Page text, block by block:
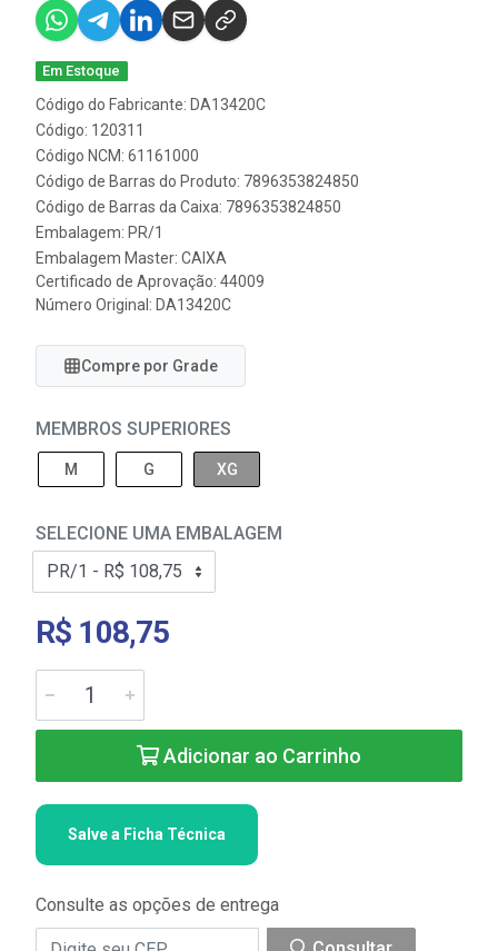
Em Estoque
Código do Fabricante: DA13420C
Código: 120311
Código NCM: 61161000
Código de Barras do Produto: 7896353824850
Código de Barras da Caixa: 7896353824850
Embalagem: PR/1
Embalagem Master: CAIXA
Certificado de Aprovação: 44009
Número Original: DA13420C
Compre por Grade
MEMBROS SUPERIORES
M G XG
SELECIONE UMA EMBALAGEM
R$ 108,75
Adicionar ao Carrinho
Salve a Ficha Técnica
Consulte as opções de entrega